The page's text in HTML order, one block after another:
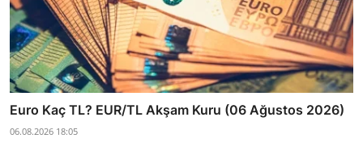
Euro Kaç TL? EUR/TL Akşam Kuru (06 Ağustos 2026)
06.08.2026 18:05